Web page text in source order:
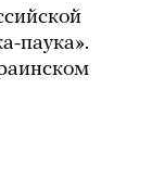
паука».